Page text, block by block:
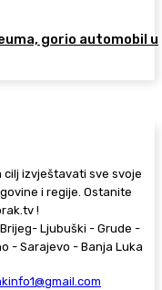
gorio automobil u
izvještavati sve svoje
i regije. Ostanite
!
Ljubuški - Grude -
- Sarajevo - Banja Luka